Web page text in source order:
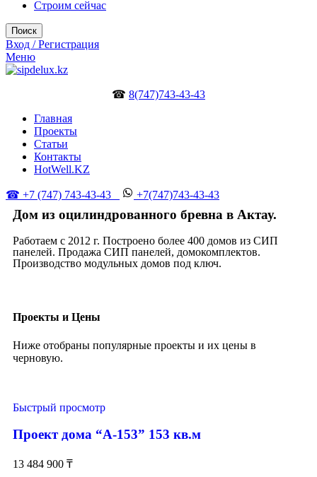
Строим сейчас
Поиск
Вход / Регистрация
Меню
☎ 8(747)743-43-43
Главная
Проекты
Статьи
Контакты
HotWell.KZ
☎ +7 (747) 743-43-43 +7(747)743-43-43
Дом из оцилиндрованного бревна в Актау.
Работаем с 2012 г. Построено более 400 домов из СИП
панелей. Продажа СИП панелей, домокомплектов.
Производство модульных домов под ключ.
Проекты и Цены
Ниже отобраны популярные проекты и их цены в
черновую.
Быстрый просмотр
Проект дома “А-153” 153 кв.м
13 484 900 ₸